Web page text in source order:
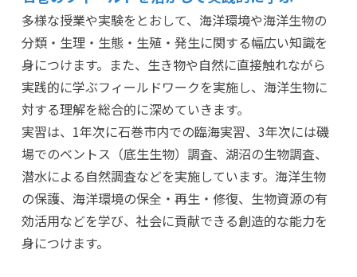
多様な授業や実験をとおして、海洋環境や海洋生物の
分類・生理・生態・生殖・発生に関する幅広い知識を
身につけます。また、生き物や自然に直接触れながら
実践的に学ぶフィールドワークを実施し、海洋生物に
対する理解を総合的に深めていきます。
実習は、1年次に石巻市内での臨海実習、3年次には磯
場でのベントス（底生生物）調査、湖沼の生物調査、
潜水による自然調査などを実施しています。海洋生物
の保護、海洋環境の保全・再生・修復、生物資源の有
効活用などを学び、社会に貢献できる創造的な能力を
身につけます。